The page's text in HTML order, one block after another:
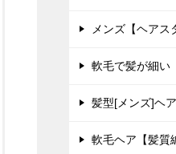
メンズ【ヘアス
軟毛で髪が細い
髪型[メンズ]ヘア
軟毛ヘア【髪質